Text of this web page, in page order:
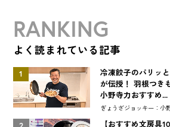
RANKING
よく読まれている記事
1
冷凍餃子のパリッ
が伝授！ 羽根つき
小野寺力おすすめ...
ぎょうざジョッキー：小
【おすすめ文房具